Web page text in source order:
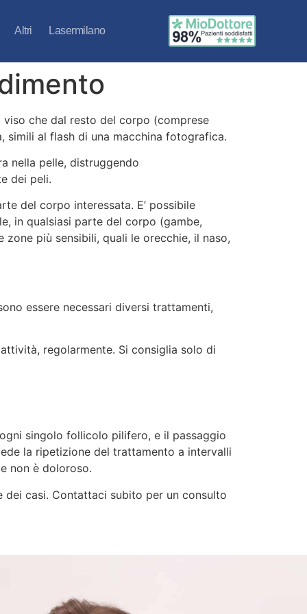
Altri Lasermilano
che dal resto del corpo (comprese
simili al flash di una macchina fotografica.
nella pelle, distruggendo
dei peli.
del corpo interessata. E’ possibile
in qualsiasi parte del corpo (gambe,
più sensibili, quali le orecchie, il naso,
essere necessari diversi trattamenti,
regolarmente. Si consiglia solo di
singolo follicolo pilifero, e il passaggio
la ripetizione del trattamento a intervalli
non è doloroso.
dei casi. Contattaci subito per un consulto